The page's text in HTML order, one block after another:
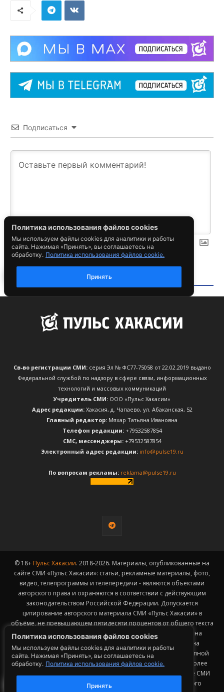
Политика использования файлов cookies
Мы используем файлы cookies для аналитики и работы
сайта. Нажимая «Принять», вы соглашаетесь на
обработку. Политика использования файлов cookie.
Принять
Св-во регистрации СМИ:серия Эл № ФС77-75058 от 22.02.2019 выдано
Федеральной службой по надзору в сфере связи, информационных
технологий и массовых коммуникаций
Учредитель СМИ: ООО «Пульс Хакасии»
Адрес редакции:Хакасия, д. Чапаево, ул. Абаканская, 52
Главный редактор: Мяхар Татьяна Ивановна
Телефон редакции:+79532587854
CМС, мессенджеры:+79532587854
Электронный адрес редакции: info@pulse19.ru
По вопросам рекламы: reklama@pulse19.ru
© 18+ Пульс Хакасии. 2018-2026. Материалы, опубликованные на
сайте СМИ «Пульс Хакасии»: статьи, рекламные материалы, фото,
видео, телепрограммы и телепередачи - являются объектами
авторского права и охраняются в соответствии с действующим
законодательством Российской Федерации. Допускается
цитирование авторского материала СМИ «Пульс Хакасии» в
объёме, не превышающем пятидесяти процентов от общего текста
публикации с обязательным размещением гиперссылки на
страницу заимствования материала. Гиперссылка должна
размещаться в тексте цитируемого материала и быть доступной
для индексации поисковыми системами. Заимствование более
50% общего объема материала, опубликованного на сайте СМИ
«Пульс Хакасии», возможно исключительно с письменного